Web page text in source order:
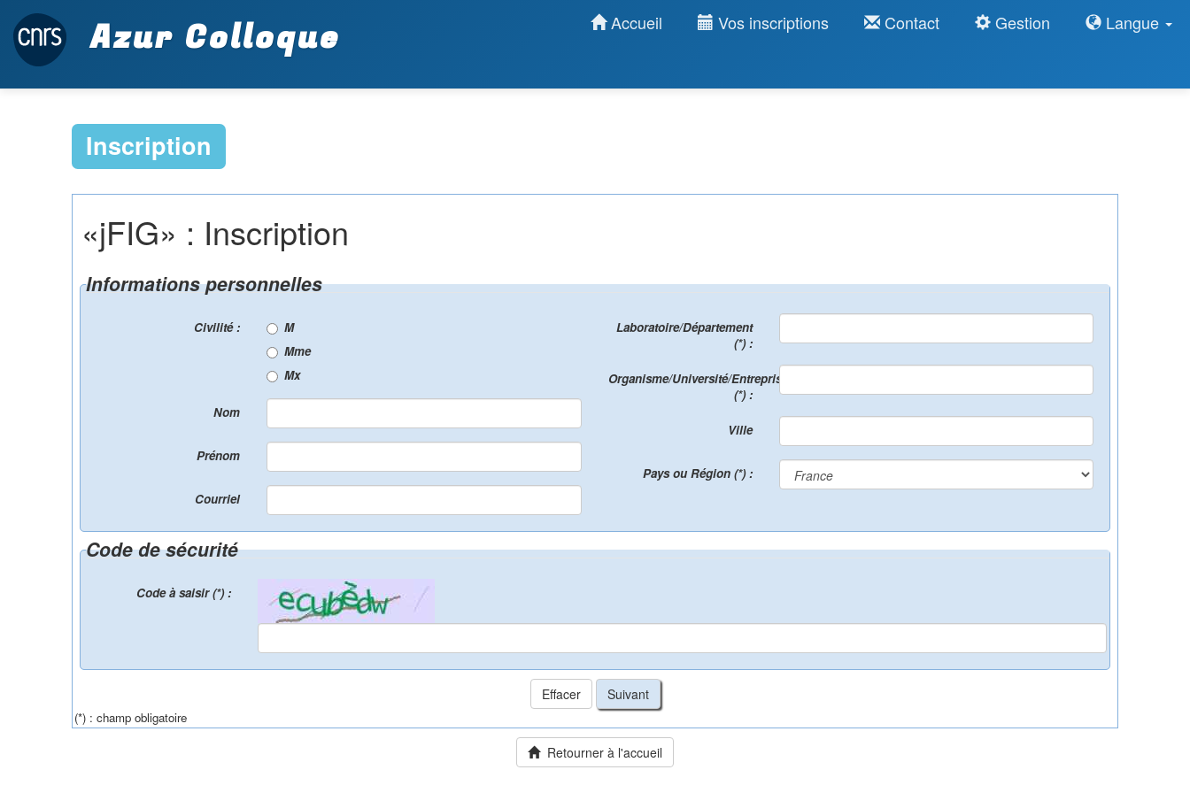
Azur Colloque Accueil Vos inscriptions Contact Gestion Langue
Inscription
«jFIG» : Inscription
Informations personnelles
Civilité :
M
Mme
Mx
Nom
Prénom
Courriel
Laboratoire/Département
(*) :
Organisme/Université/Entreprise
(*) :
Ville
Pays ou Région (*) :
Code de sécurité
Code à saisir (*) :
(*) : champ obligatoire
Retourner à l'accueil